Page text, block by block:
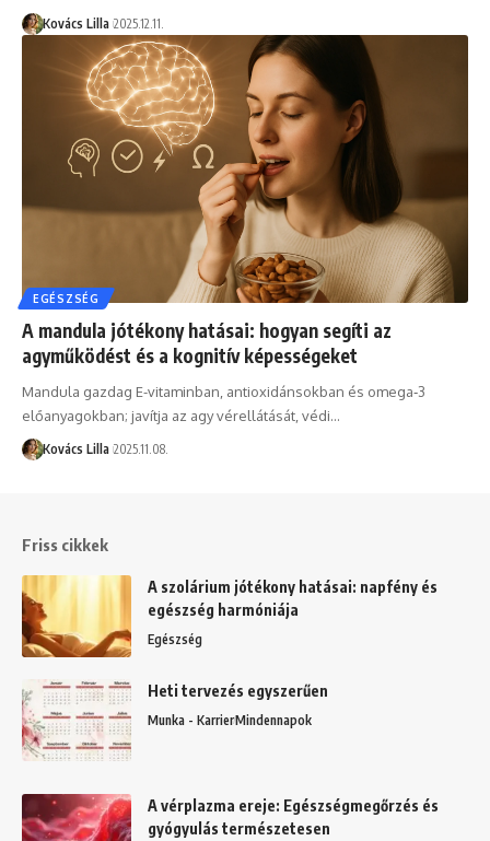
Kovács Lilla 2025.12.11.
EGÉSZSÉG
A mandula jótékony hatásai: hogyan segíti az
agyműködést és a kognitív képességeket
Mandula gazdag E-vitaminban, antioxidánsokban és omega‑3
előanyagokban; javítja az agy vérellátását, védi…
Kovács Lilla 2025.11.08.
Friss cikkek
A szolárium jótékony hatásai: napfény és
egészség harmóniája
Egészség
Heti tervezés egyszerűen
Munka - KarrierMindennapok
A vérplazma ereje: Egészségmegőrzés és
gyógyulás természetesen